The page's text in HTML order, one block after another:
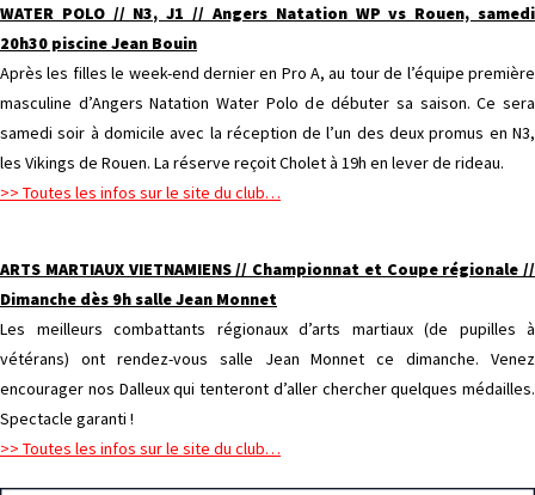
WATER POLO // N3, J1 // Angers Natation WP vs Rouen, samedi
20h30 piscine Jean Bouin
Après les filles le week-end dernier en Pro A, au tour de l’équipe première
masculine d’Angers Natation Water Polo de débuter sa saison. Ce sera
samedi soir à domicile avec la réception de l’un des deux promus en N3,
les Vikings de Rouen. La réserve reçoit Cholet à 19h en lever de rideau.
>> Toutes les infos sur le site du club…
ARTS MARTIAUX VIETNAMIENS // Championnat et Coupe régionale //
Dimanche dès 9h salle Jean Monnet
Les meilleurs combattants régionaux d’arts martiaux (de pupilles à
vétérans) ont rendez-vous salle Jean Monnet ce dimanche. Venez
encourager nos Dalleux qui tenteront d’aller chercher quelques médailles.
Spectacle garanti !
>> Toutes les infos sur le site du club…